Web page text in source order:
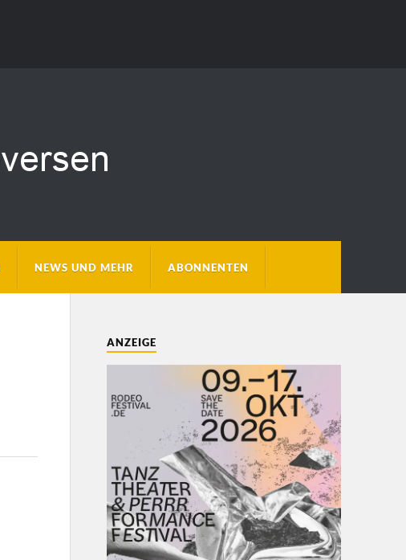
NEWS UND MEHR ABONNENTEN
ANZEIGE